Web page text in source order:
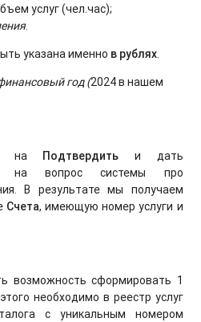
услуг (чел.час);
.
указана именно в рублях.
год(2024 в нашем
на Подтвердить и дать
на вопрос системы про
В результате мы получаем
Счета, имеющую номер услуги и
возможность сформировать 1
необходимо в реестр услуг
с уникальным номером